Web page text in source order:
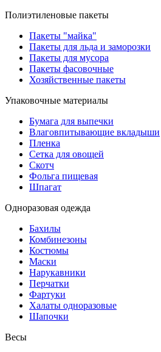
Полиэтиленовые пакеты
Пакеты "майка"
Пакеты для льда и заморозки
Пакеты для мусора
Пакеты фасовочные
Хозяйственные пакеты
Упаковочные материалы
Бумага для выпечки
Влаговпитывающие вкладыши
Пленка
Сетка для овощей
Скотч
Фольга пищевая
Шпагат
Одноразовая одежда
Бахилы
Комбинезоны
Костюмы
Маски
Нарукавники
Перчатки
Фартуки
Халаты одноразовые
Шапочки
Весы